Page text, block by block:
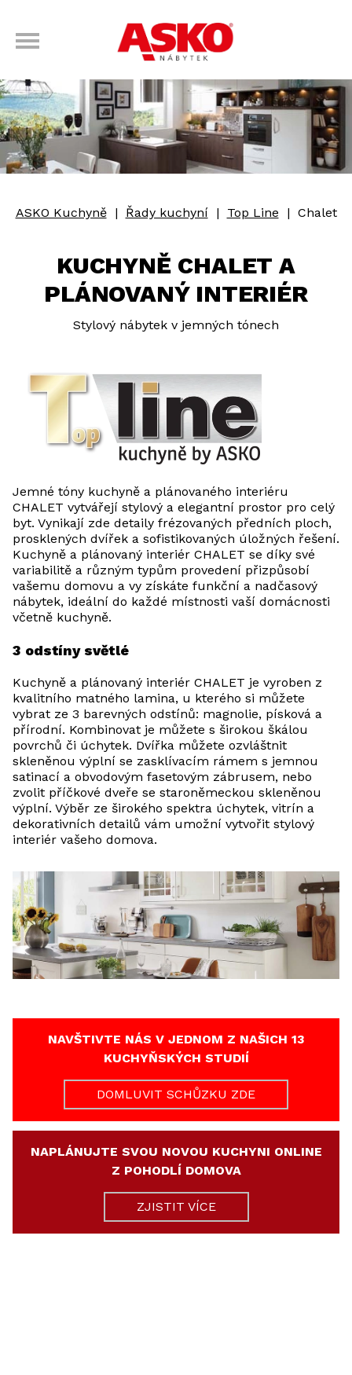
ASKO Kuchyně | Řady kuchyní | Top Line | Chalet
KUCHYNĚ CHALET A
PLÁNOVANÝ INTERIÉR
Stylový nábytek v jemných tónech
Jemné tóny kuchyně a plánovaného interiéru
CHALET vytvářejí stylový a elegantní prostor pro celý
byt. Vynikají zde detaily frézovaných předních ploch,
prosklených dvířek a sofistikovaných úložných řešení.
Kuchyně a plánovaný interiér CHALET se díky své
variabilitě a různým typům provedení přizpůsobí
vašemu domovu a vy získáte funkční a nadčasový
nábytek, ideální do každé místnosti vaší domácnosti
včetně kuchyně.
3 odstíny světlé
Kuchyně a plánovaný interiér CHALET je vyroben z
kvalitního matného lamina, u kterého si můžete
vybrat ze 3 barevných odstínů: magnolie, písková a
přírodní. Kombinovat je můžete s širokou škálou
povrchů či úchytek. Dvířka můžete ozvláštnit
skleněnou výplní se zasklívacím rámem s jemnou
satinací a obvodovým fasetovým zábrusem, nebo
zvolit příčkové dveře se staroněmeckou skleněnou
výplní. Výběr ze širokého spektra úchytek, vitrín a
dekorativních detailů vám umožní vytvořit stylový
interiér vašeho domova.
NAVŠTIVTE NÁS V JEDNOM Z NAŠICH 13
KUCHYŇSKÝCH STUDIÍ
DOMLUVIT SCHŮZKU ZDE
NAPLÁNUJTE SVOU NOVOU KUCHYNI ONLINE
Z POHODLÍ DOMOVA
ZJISTIT VÍCE